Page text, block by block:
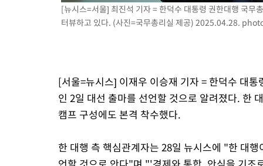
[뉴시스=서울] 최진석 기자 = 한덕수 대통령 권한대행 국무
터뷰하고 있다. (사진=국무총리실 제공) 2025.04.28.
[서울=뉴시스] 이재우 이승재 기자 = 한덕수 대
인 2일 대선 출마를 선언할 것으로 알려졌다. 한
캠프 구성에도 본격 착수했다.
한 대행 측 핵심관계자는 28일 뉴시스에 "한 대